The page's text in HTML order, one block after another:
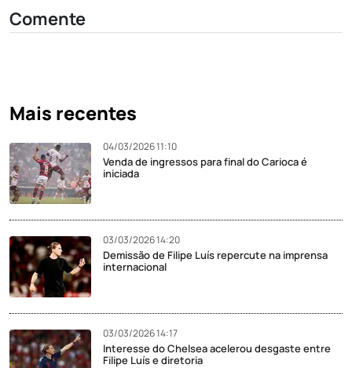
Comente
Mais recentes
04/03/2026 11:10
Venda de ingressos para final do Carioca é
iniciada
03/03/2026 14:20
Demissão de Filipe Luís repercute na imprensa
internacional
03/03/2026 14:17
Interesse do Chelsea acelerou desgaste entre
Filipe Luís e diretoria